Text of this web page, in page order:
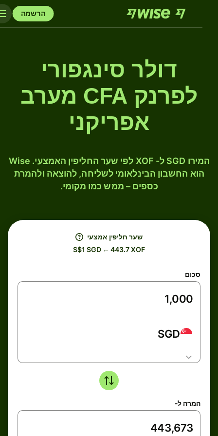
הרשמה
דולר סינגפורי
לפרנק CFA מערב
אפריקני
המירו SGD ל- XOF לפי שער החליפין האמצעי. Wise
הוא החשבון הבינלאומי לשליחה, להוצאה ולהמרת
כספים – ממש כמו מקומי.
שער חליפין אמצעי
S$1 SGD ← 443.7 XOF
סכום
SGD
המרה ל-